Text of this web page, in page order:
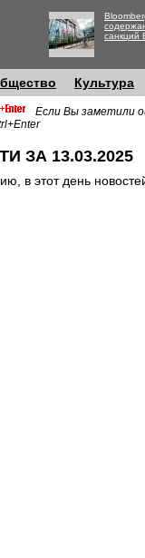
санкций
Культура
Если Вы заметили
ЗА 13.03.2025
в этот день